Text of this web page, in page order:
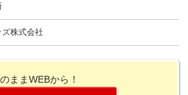
株式会社
ままWEBから！